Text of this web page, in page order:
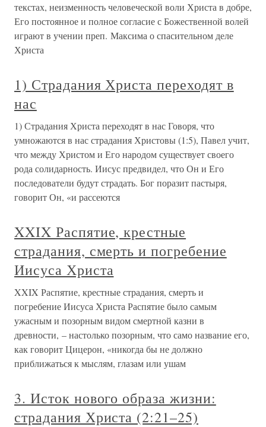
текстах, неизменность человеческой воли Христа в добре,
Его постоянное и полное согласие с Божественной волей
играют в учении преп. Максима о спасительном деле
Христа
1) Страдания Христа переходят в
нас
1) Страдания Христа переходят в нас Говоря, что
умножаются в нас страдания Христовы (1:5), Павел учит,
что между Христом и Его народом существует своего
рода солидарность. Иисус предвидел, что Он и Его
последователи будут страдать. Бог поразит пастыря,
говорит Он, «и рассеются
XXIX Распятие, крестные
страдания, смерть и погребение
Иисуса Христа
XXIX Распятие, крестные страдания, смерть и
погребение Иисуса Христа Распятие было самым
ужасным и позорным видом смертной казни в
древности, – настолько позорным, что само название его,
как говорит Цицерон, «никогда бы не должно
приближаться к мыслям, глазам или ушам
3. Исток нового образа жизни:
страдания Христа (2:21–25)